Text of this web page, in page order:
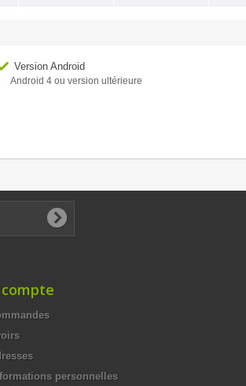
Version Android
Android 4 ou version ultérieure
personnelles